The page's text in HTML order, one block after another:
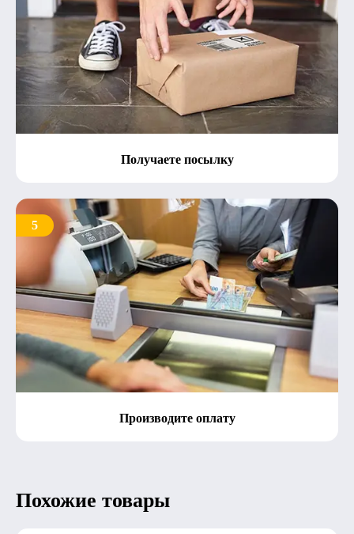
Получаете посылку
5
Производите оплату
Похожие товары